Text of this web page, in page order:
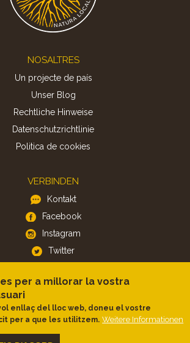
NOSALTRES
Un projecte de país
Unser Blog
Rechtliche Hinweise
Datenschutzrichtlinie
Politica de cookies
VERBINDEN
Kontakt
Facebook
Instagram
Twitter
APP
iOS
Android
per a millorar la vostra
enllaç del lloc web, doneu el vostre
per a que les utilitzem. Weitere Informationen